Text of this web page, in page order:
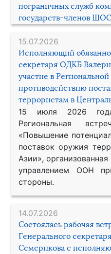
пограничных служб
государств-членов ШОС
15.07.2026
Исполняющий
секретаря ОДКБ
участие в
противодействию
террористам в
15 июля 2026
Региональная
«Повышение
поставок оружия
Азии»,
управлением ООН
стороны.
14.07.2026
Состоялась рабочая
Генерального
Семерикова с